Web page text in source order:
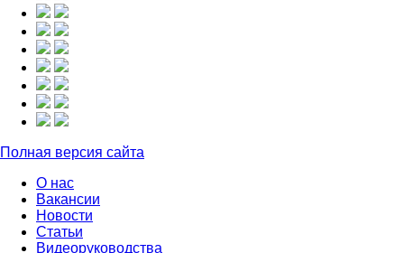
Полная версия сайта
О нас
Вакансии
Новости
Статьи
Видеоруководства